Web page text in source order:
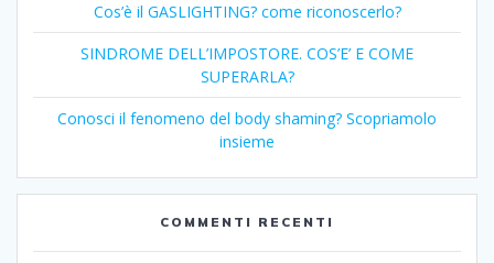
Cos’è il GASLIGHTING? come riconoscerlo?
SINDROME DELL’IMPOSTORE. COS’E’ E COME
SUPERARLA?
Conosci il fenomeno del body shaming? Scopriamolo
insieme
COMMENTI RECENTI